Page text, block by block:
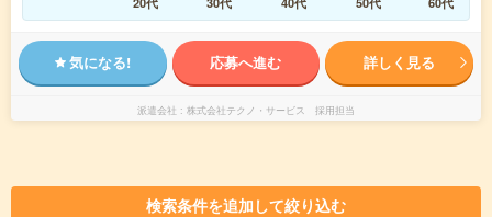
気になる! 応募へ進む 詳しく見る
派遣会社 株式会社テクノ・サービス 採用担当
検索条件を追加して絞り込む